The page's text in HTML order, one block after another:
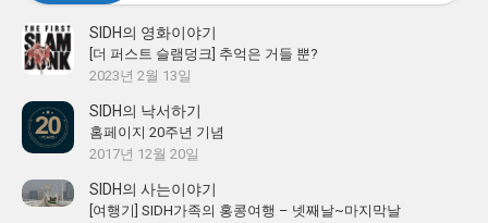
SIDH의 영화이야기
[더 퍼스트 슬램덩크] 추억은 거들 뿐?
2023년 2월 13일
SIDH의 낙서하기
홈페이지 20주년 기념
2017년 12월 20일
SIDH의 사는이야기
[여행기] SIDH가족의 홍콩여행 – 넷째날~마지막날